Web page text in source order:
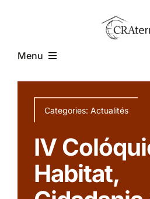
Menu
Accueil
Présentation
Expertise
Categories: Actualités
IV
Habitat,